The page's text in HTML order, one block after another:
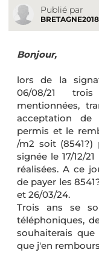
Publié par
BRETAGNE2018
Bonjour,
lors de la
06/08/21
mentionnées,
acceptation de
permis et le
/m2 soit (8541?)
signée le 17/12/
réalisées. A ce
de payer les
et 26/03/24.
Trois ans se
téléphoniques,
souhaiterais
que j'en